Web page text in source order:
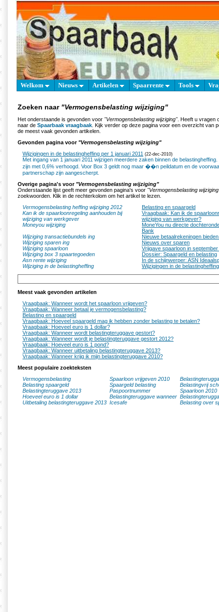
Welkom Nieuws Artikelen Spaarrente Tools
Zoeken naar "Vermogensbelasting wijziging"
Het onderstaande is gevonden voor "Vermogensbelasting wijziging". Heeft u vragen
naar de Spaarbaak vraagbaak . Kijk verder op deze pagina voor een overzicht van
de meest vaak gevonden artikelen.
Gevonden pagina voor "Vermogensbelasting wijziging"
Wijzigingen in de belastingheffing per 1 januari 2011 (22-dec-2010)
Met ingang van 1 januari 2011 wijzigen meerdere zaken binnen de
zijn met 0,6% verhoogd. Voor Box 3 geldt nog maar ��n peildatum en de
partnerschap zijn aangescherpt.
Overige pagina's voor "Vermogensbelasting wijziging"
Onderstaande lijst geeft meer gevonden pagina's voor "Vermogensbelasting
zoekwoorden. Klik in de rechterkolom om het artikel te lezen.
Vermogensbelasting heffing wijziging 2012
Belasting en spaargeld
Kan ik de spaarloonregeling aanhouden bij
wijziging van werkgever
Vraagbaak: Kan ik de
wijziging van werkgever?
Moneyou wijziging
MoneYou nu directe
Bank
Wijziging transactiebundels ing
Nieuwe betaalrekeningen
Wijziging sparen ing
Nieuws over sparen
Wijziging spaarloon
Vrijgave spaarloon in september
Wijziging box 3 spaartegoeden
Dossier: Spaargeld en belasting
Asn rente wijziging
In de schijnwerper: ASN
Wijziging in de belastingheffing
Wijzigingen in de
Meest vaak gevonden artikelen
Vraagbaak: Wanneer wordt het spaarloon vrijgeven?
Vraagbaak: Wanneer betaal je vermogensbelasting?
Belasting en spaargeld
Vraagbaak: Hoeveel spaargeld mag ik hebben zonder belasting te betalen?
Vraagbaak: Hoeveel euro is 1 dollar?
Vraagbaak: Wanneer wordt belastingteruggave gestort?
Vraagbaak: Wanneer wordt je belastingteruggave gestort 2012?
Vraagbaak: Hoeveel euro is 1 pond?
Vraagbaak: Wanneer uitbetaling belastingteruggave 2013?
Vraagbaak: Wanneer krijg ik mijn belastingteruggave 2010?
Meest populaire zoekteksten
Vermogensbelasting
Spaarloon vrijgeven 2010
Belasting spaargeld
Spaargeld belasting
Belastingvrij
Belastingteruggave 2013
Paspoortnummer
Spaarloon 2010
Hoeveel euro is 1 dollar
Belastingteruggave wanneer
Uitbetaling belastingteruggave 2013 Icesafe Belasting over